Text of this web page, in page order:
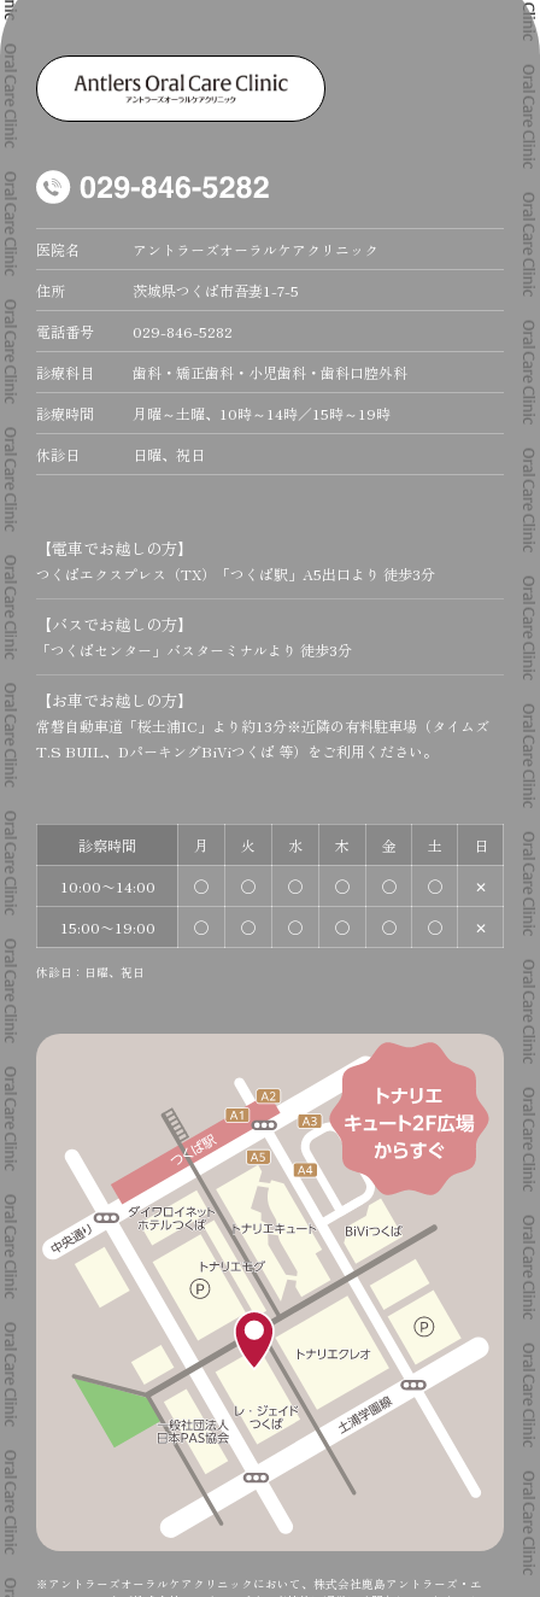
医院名
アントラーズオーラルケアクリニック
住所
茨城県つくば市吾妻1-7-5
電話番号
029-846-5282
診療科目
歯科・矯正歯科・小児歯科・歯科口腔外科
診療時間
月曜～土曜、10時～14時／15時～19時
休診日
日曜、祝日
【電車でお越しの方】
つくばエクスプレス（TX）「つくば駅」A5出口より 徒歩3分
【バスでお越しの方】
「つくばセンター」バスターミナルより 徒歩3分
【お車でお越しの方】
常磐自動車道「桜土浦IC」より約13分※近隣の有料駐車場（タイムズ
T.S BUIL、DパーキングBiViつくば 等）をご利用ください。
診察時間 月 火 水 木 金 土
日
10:00〜14:00
◯ ◯ ◯ ◯ ◯ ◯
✕
15:00〜19:00
◯ ◯ ◯ ◯ ◯ ◯ ✕
休診日：日曜、祝日
※アントラーズオーラルケアクリニックにおいて、株式会社鹿島アントラーズ・エ